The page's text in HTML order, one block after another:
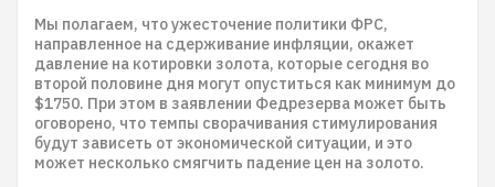
Мы полагаем, что ужесточение политики ФРС,
направленное на сдерживание инфляции, окажет
давление на котировки золота, которые сегодня во
второй половине дня могут опуститься как минимум до
$1750. При этом в заявлении Федрезерва может быть
оговорено, что темпы сворачивания стимулирования
будут зависеть от экономической ситуации, и это
может несколько смягчить падение цен на золото.